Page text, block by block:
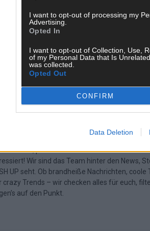
I want to opt-out of processing my
Advertising.
Opted In
I want to opt-out of Collection, Use,
of my Personal Data that Is
was collected.
Opted Out
CONFIRM
Data Deletion
Redaktion | FLASH UP 22529 Artikel
schreiben, posten und kuratieren unsere
Wir sind das Team hinter den News,
UP seht. Ob brandheiße Nachrichten,
crazy Trends – wir checken alles für euch,
auf den Punkt.